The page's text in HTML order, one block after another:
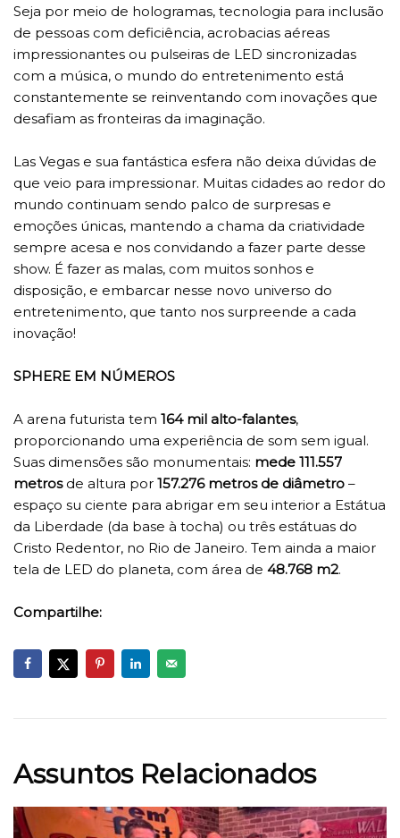
Seja por meio de hologramas, tecnologia para inclusão
de pessoas com deficiência, acrobacias aéreas
impressionantes ou pulseiras de LED sincronizadas
com a música, o mundo do entretenimento está
constantemente se reinventando com inovações que
desafiam as fronteiras da imaginação.
Las Vegas e sua fantástica esfera não deixa dúvidas de
que veio para impressionar. Muitas cidades ao redor do
mundo continuam sendo palco de surpresas e
emoções únicas, mantendo a chama da criatividade
sempre acesa e nos convidando a fazer parte desse
show. É fazer as malas, com muitos sonhos e
disposição, e embarcar nesse novo universo do
entretenimento, que tanto nos surpreende a cada
inovação!
SPHERE EM NÚMEROS
A arena futurista tem 164 mil alto-falantes,
proporcionando uma experiência de som sem igual.
Suas dimensões são monumentais: mede 111.557
metros de altura por 157.276 metros de diâmetro –
espaço su ciente para abrigar em seu interior a Estátua
da Liberdade (da base à tocha) ou três estátuas do
Cristo Redentor, no Rio de Janeiro. Tem ainda a maior
tela de LED do planeta, com área de 48.768 m2.
Compartilhe:
Assuntos Relacionados